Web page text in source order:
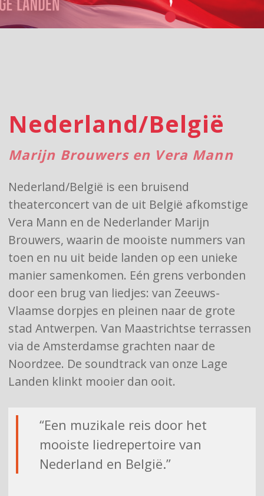
Nederland/België
Marijn Brouwers en Vera Mann
Nederland/België is een bruisend
theaterconcert van de uit België afkomstige
Vera Mann en de Nederlander Marijn
Brouwers, waarin de mooiste nummers van
toen en nu uit beide landen op een unieke
manier samenkomen. Eén grens verbonden
door een brug van liedjes: van Zeeuws-
Vlaamse dorpjes en pleinen naar de grote
stad Antwerpen. Van Maastrichtse terrassen
via de Amsterdamse grachten naar de
Noordzee. De soundtrack van onze Lage
Landen klinkt mooier dan ooit.
“Een muzikale reis door het
mooiste liedrepertoire van
Nederland en België.”